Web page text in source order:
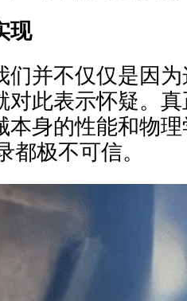
现
们并不仅仅是因
对此表示怀疑。
本身的性能和物
都极不可信。